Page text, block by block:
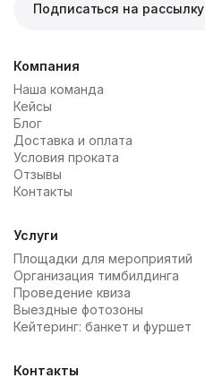
Подписаться на рассылку
Компания
Наша команда
Кейсы
Блог
Доставка и оплата
Условия проката
Отзывы
Контакты
Услуги
Площадки для мероприятий
Организация тимбилдинга
Проведение квиза
Выездные фотозоны
Кейтеринг: банкет и фуршет
Контакты